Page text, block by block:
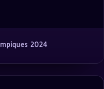
2024